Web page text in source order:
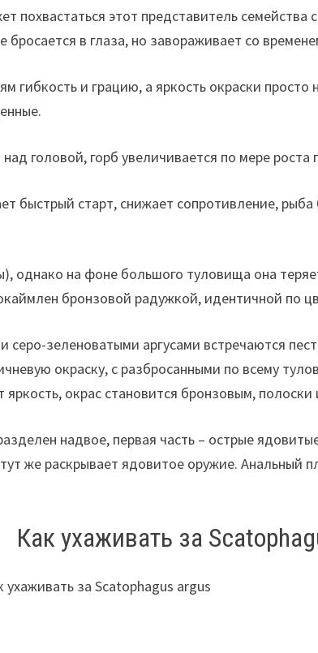
похвастаться этот представитель
в глаза, но завораживает со
гибкость и грацию, а яркость окраски
над головой, горб увеличивается по мере
быстрый старт, снижает сопротивление,
однако на фоне большого туловища она
бронзовой радужкой, идентичной по
серо-зеленоватыми аргусами встречаются
окраску, с разбросанными по всему
окрас становится бронзовым,
надвое, первая часть – острые
тут же раскрывает ядовитое оружие.
Как ухаживать за